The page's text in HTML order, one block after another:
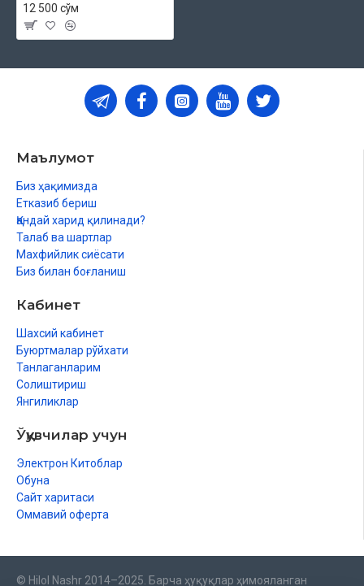
12 500 сўм
Маълумот
Биз ҳақимизда
Етказиб бериш
Қандай харид қилинади?
Талаб ва шартлар
Махфийлик сиёсати
Биз билан боғланиш
Кабинет
Шахсий кабинет
Буюртмалар рўйхати
Танлаганларим
Солиштириш
Янгиликлар
Ўқувчилар учун
Электрон Китоблар
Обуна
Сайт харитаси
Оммавий оферта
© Hilol Nashr 2014–2025. Барча ҳуқуқлар ҳимояланган